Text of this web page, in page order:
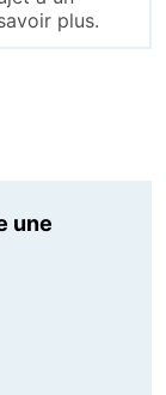
plus.
une